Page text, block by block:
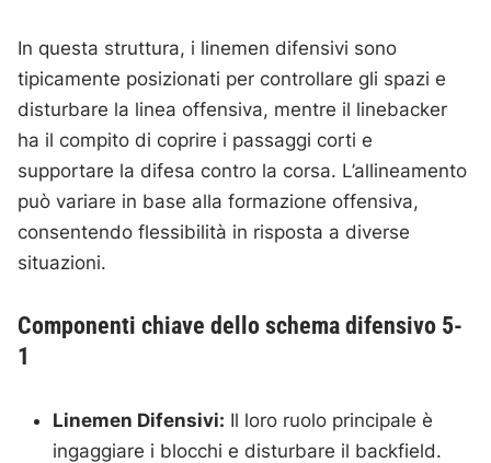
In questa struttura, i linemen difensivi sono
tipicamente posizionati per controllare gli spazi e
disturbare la linea offensiva, mentre il linebacker
ha il compito di coprire i passaggi corti e
supportare la difesa contro la corsa. L’allineamento
può variare in base alla formazione offensiva,
consentendo flessibilità in risposta a diverse
situazioni.
Componenti chiave dello schema difensivo 5-
1
Linemen Difensivi: Il loro ruolo principale è
ingaggiare i blocchi e disturbare il backfield.